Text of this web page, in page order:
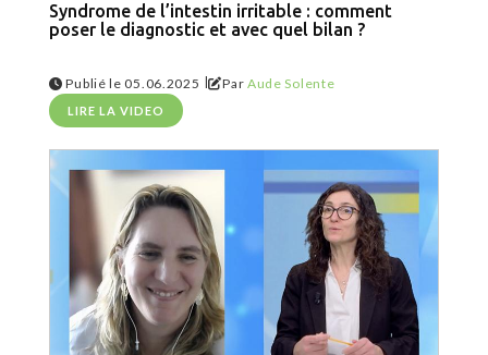
Syndrome de l’intestin irritable : comment
poser le diagnostic et avec quel bilan ?
Publié le 05.06.2025 | Par Aude Solente
LIRE LA VIDEO